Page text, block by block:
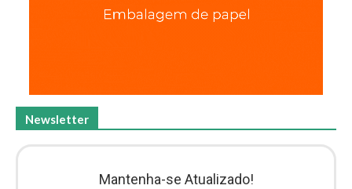
Newsletter
Mantenha-se Atualizado!